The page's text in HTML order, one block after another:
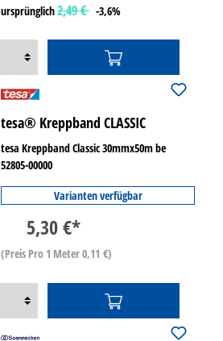
ursprünglich2,49 € -3,6%
tesa® Kreppband CLASSIC
tesa Kreppband Classic 30mmx50m be
52805-00000
Varianten verfügbar
5,30 €*
(Preis Pro 1 Meter 0,11 €)